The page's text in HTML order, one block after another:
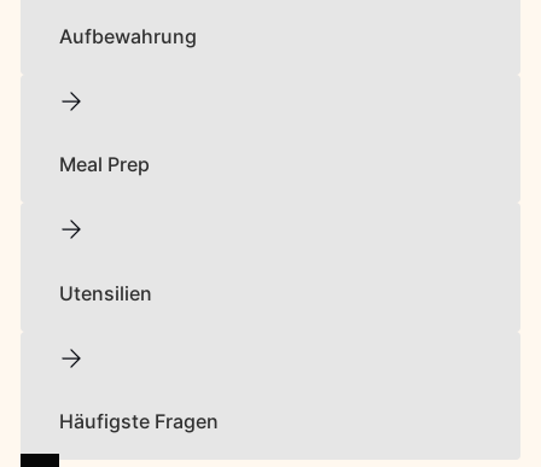
Aufbewahrung
Meal Prep
Utensilien
Häufigste Fragen